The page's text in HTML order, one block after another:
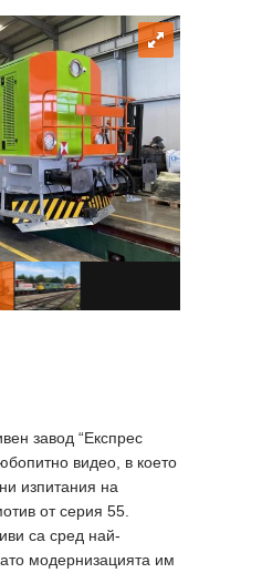
завод “Експрес
видео, в което
изпитания на
от серия 55.
са сред най-
модернизацията им